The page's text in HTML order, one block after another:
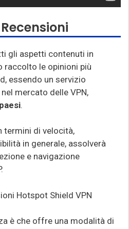
gli aspetti contenuti in
raccolto le opinioni più
essendo un servizio
mercato delle VPN,
.
termini di velocità,
in generale, assolverà
e navigazione
è che offre una modalità di